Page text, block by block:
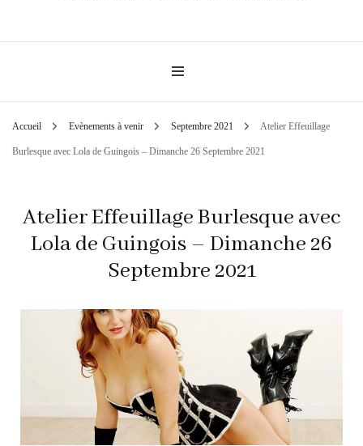
Accueil Evènements à venir Septembre 2021 Atelier Effeuillage
Burlesque avec Lola de Guingois – Dimanche 26 Septembre 2021
Atelier Effeuillage Burlesque avec
Lola de Guingois – Dimanche 26
Septembre 2021